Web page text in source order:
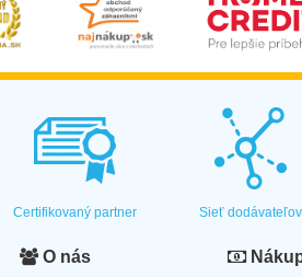
Certifikovaný partner Sieť dodávateľov
O nás